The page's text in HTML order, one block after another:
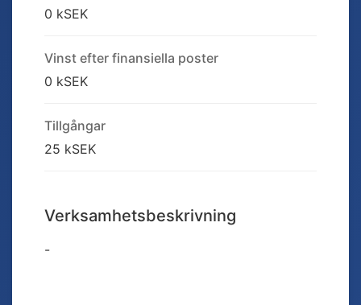
0 kSEK
Vinst efter finansiella poster
0 kSEK
Tillgångar
25 kSEK
Verksamhetsbeskrivning
-